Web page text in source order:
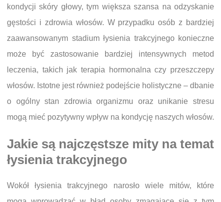
kondycji skóry głowy, tym większa szansa na odzyskanie
gęstości i zdrowia włosów. W przypadku osób z bardziej
zaawansowanym stadium łysienia trakcyjnego konieczne
może być zastosowanie bardziej intensywnych metod
leczenia, takich jak terapia hormonalna czy przeszczepy
włosów. Istotne jest również podejście holistyczne – dbanie
o ogólny stan zdrowia organizmu oraz unikanie stresu
mogą mieć pozytywny wpływ na kondycję naszych włosów.
Jakie są najczęstsze mity na temat
łysienia trakcyjnego
Wokół łysienia trakcyjnego narosło wiele mitów, które